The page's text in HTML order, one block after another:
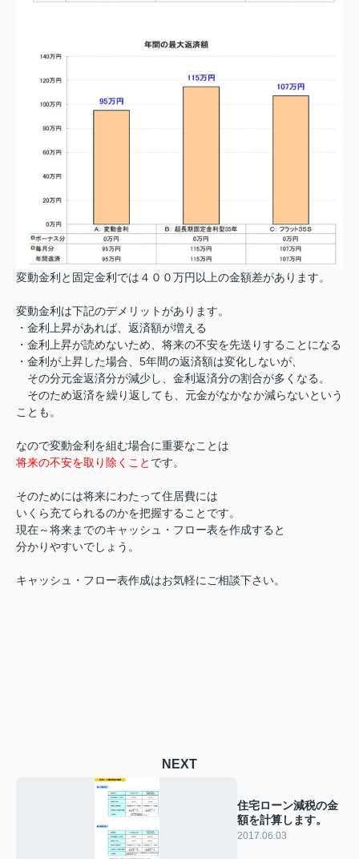
変動金利と固定金利では４００万円以上の金額差があります。
変動金利は下記のデメリットがあります。
・金利上昇があれば、返済額が増える
・金利上昇が読めないため、将来の不安を先送りすることになる
・金利が上昇した場合、 5年間の返済額は変化しないが、
その分元金返済分が減少し、金利返済分の割合が多くなる。
そのため返済を繰り返しても、元金がなかなか減らないという
ことも。
なので変動金利を組む場合に重要なことは
将来の不安を取り除くこと です。
そのためには将来にわたって住居費には
いくら充てられるのかを把握することです。
現在～将来までのキャッシュ・フロー表を作成すると
分かりやすいでしょう。
キャッシュ・フロー表作成はお気軽にご相談下さい。
NEXT
住宅ローン減税の金
額を計算します。
2017.06.03